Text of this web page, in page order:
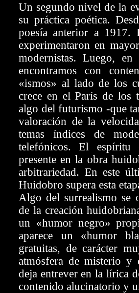
Un segundo nivel de la
su práctica poética.
poesía anterior a 1917.
experimentaron en
modernistas. Luego,
encontramos con
«ismos» al lado de los
crece en el París de los
algo del futurismo -que
valoración de la
temas índices de
telefónicos. El
presente en la obra
arbitrariedad. En este
Huidobro supera esta
Algo del surrealismo se
de la creación
un «humor negro»
aparece un «humor
gratuitas, de carácter
atmósfera de misterio y
deja entrever en la lírica
contenido alucinatorio y